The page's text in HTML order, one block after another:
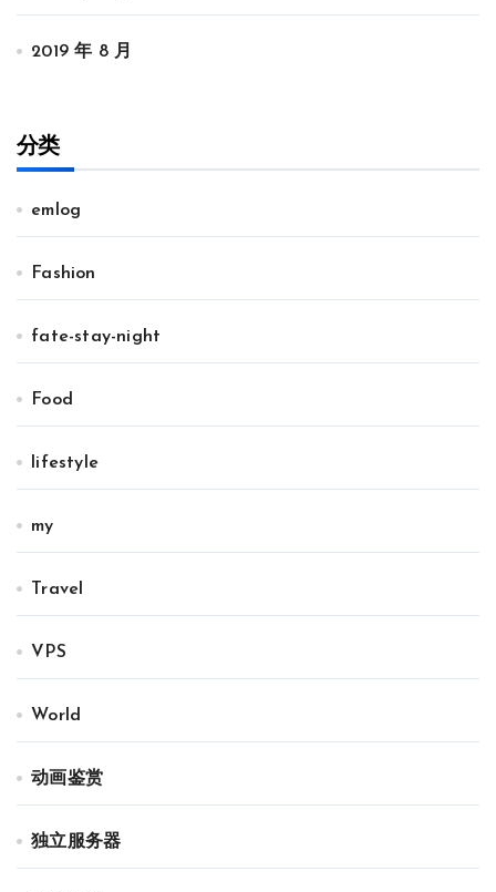
2019 年 8 月
分类
emlog
Fashion
fate-stay-night
Food
lifestyle
my
Travel
VPS
World
动画鉴赏
独立服务器